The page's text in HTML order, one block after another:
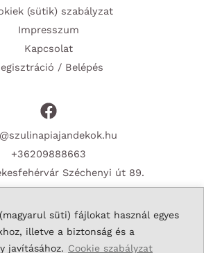
süti) fájlokat használ egyes
illetve a biztonság és a
javításához. Cookie szabályzat
(sütik) szabályzat
Impresszum
Kapcsolat
/ Belépés
+36209888663
Széchenyi út 89.
© 2026 Szulinapiajandekok.hu